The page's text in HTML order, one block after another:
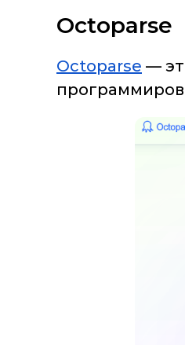
Octoparse
Octoparse —